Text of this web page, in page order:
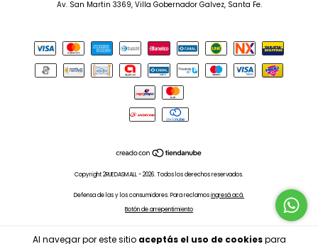
Al navegar por este sitio aceptás el uso de cookiespara
Av. San Martin 3369, Villa Gobernador Galvez, Santa Fe.
Copyright 2RUEDASMALL - 2026. Todos los derechos reservados.
Defensa de las y los consumidores. Para reclamosingresá acá.
Botón de arrepentimiento